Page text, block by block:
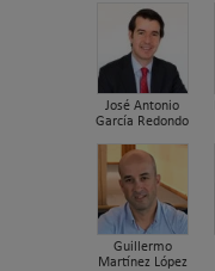
José Antonio
García Redondo
Guillermo
Martínez López